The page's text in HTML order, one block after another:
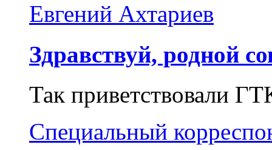
Евгений Ахтариев
Здравствуй, родной
Так приветствовали
Специальный